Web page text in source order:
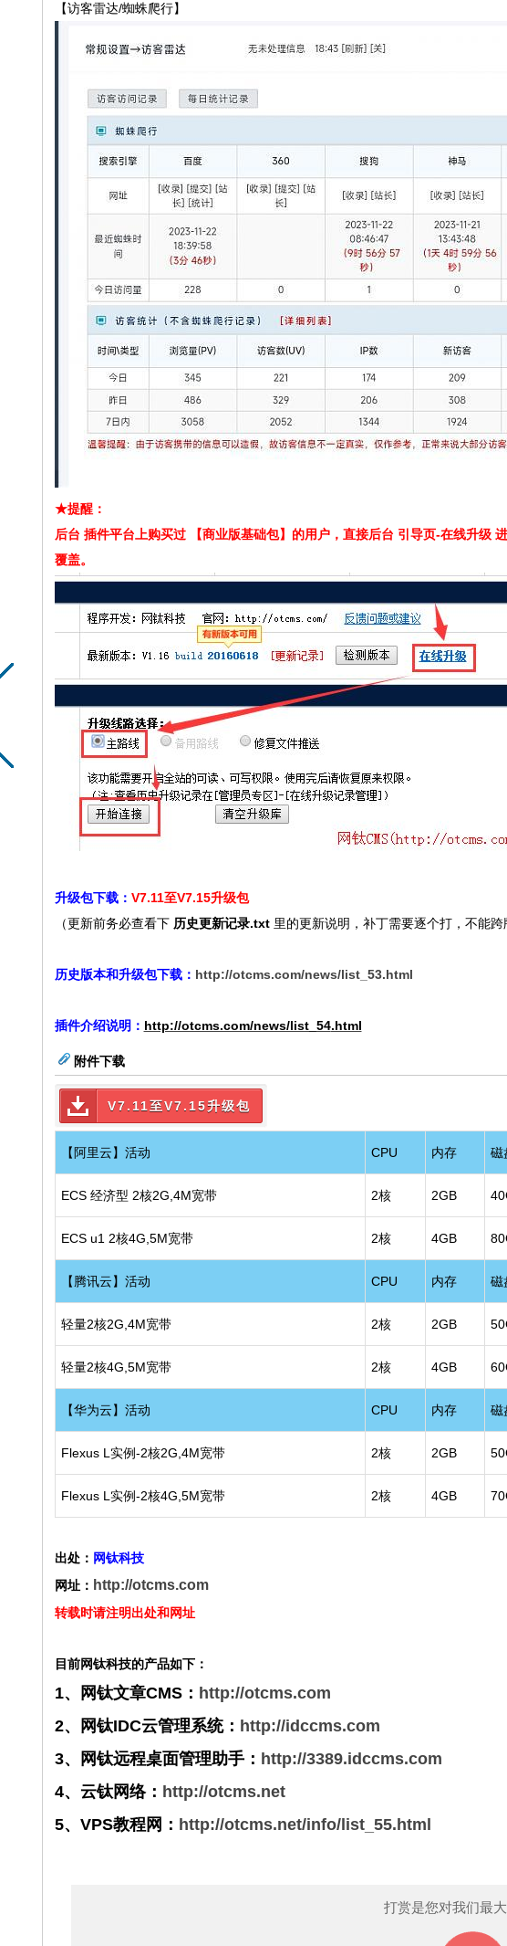
【访客雷达/蜘蛛爬行】
★提醒：
后台 插件平台上购买过 【商业版基础包】的用户，直接后台 引导页-在线升级
覆盖。
升级包下载： V7.11至V7.15升级包
（更新前务必查看下 历史更新记录.txt 里的更新说明，补丁需要逐个打，不能跨
历史版本和升级包下载： http://otcms.com/news/list_53.html
插件介绍说明： http://otcms.com/news/list_54.html
附件下载
V7.11至V7.15升级包
【阿里云】活动 CPU 内存 磁
ECS 经济型 2核2G,4M宽带 2核 2GB
ECS u1 2核4G,5M宽带 2核 4GB
【腾讯云】活动 CPU 内存 磁
轻量2核2G,4M宽带 2核 2GB
轻量2核4G,5M宽带 2核 4GB
【华为云】活动 CPU 内存 磁
Flexus L实例-2核2G,4M宽带 2核 2GB
Flexus L实例-2核4G,5M宽带 2核 4GB
出处： 网钛科技
网址： http://otcms.com
转载时请注明出处和网址
目前网钛科技的产品如下：
1、网钛文章CMS： http://otcms.com
2、网钛IDC云管理系统： http://idccms.com
3、网钛远程桌面管理助手： http://3389.idccms.com
4、云钛网络： http://otcms.net
5、VPS教程网： http://otcms.net/info/list_55.html
打赏是您对我们最大